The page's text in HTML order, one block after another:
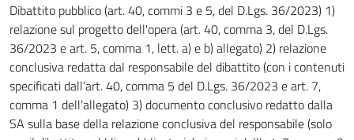
Dibattito pubblico (art. 40, commi 3 e 5, del D.Lgs. 36/2023) 1)
relazione sul progetto dell'opera (art. 40, comma 3, del D.Lgs.
36/2023 e art. 5, comma 1, lett. a) e b) allegato) 2) relazione
conclusiva redatta dal responsabile del dibattito (con i contenuti
specificati dall’art. 40, comma 5 del D.Lgs. 36/2023 e art. 7,
comma 1 dell’allegato) 3) documento conclusivo redatto dalla
SA sulla base della relazione conclusiva del responsabile (solo